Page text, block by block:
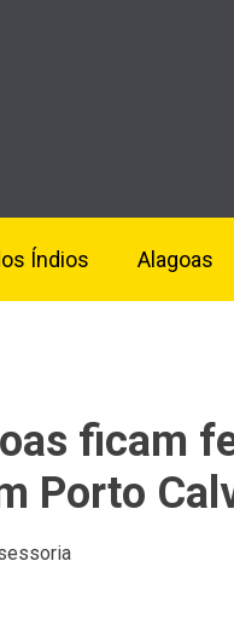
Índios Alagoas
ficam
Porto